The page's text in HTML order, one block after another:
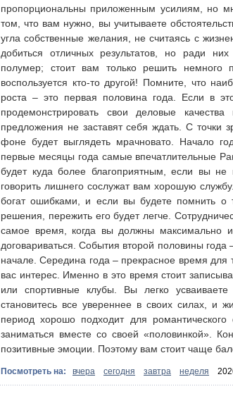
пропорциональны приложенным усилиям, но
том, что вам нужно, вы учитываете
угла собственные желания, не считаясь с
добиться отличных результатов, но ради
полумер; стоит вам только решить немного
воспользуется кто-то другой! Помните, что
роста – это первая половина года. Если в
продемонстрировать свои деловые
предложения не заставят себя ждать. С точки
фоне будет выглядеть мрачновато. Начало
первые месяцы года самые впечатлительные
будет куда более благоприятным, если вы не
говорить лишнего сослужат вам хорошую
богат ошибками, и если вы будете помнить о
решения, пережить его будет легче.
самое время, когда вы должны максимально
договариваться. События второй половины года
начале. Середина года – прекрасное время для
вас интерес. Именно в это время стоит
или спортивные клубы. Вы легко
становитесь все увереннее в своих силах, и
период хорошо подходит для
заниматься вместе со своей «половинкой».
позитивные эмоции. Поэтому вам стоит чаще
Посмотреть на: вчера сегодня завтра неделя